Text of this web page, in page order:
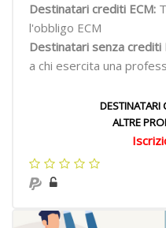
Destinatari crediti ECM:
l'obbligo ECM
Destinatari senza crediti
a chi esercita una
DESTINATARI
ALTRE